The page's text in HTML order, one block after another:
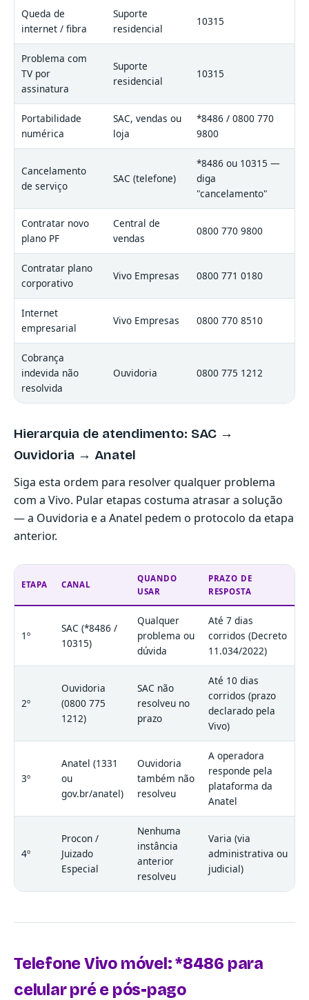
Queda de
internet / fibra
Suporte
residencial
10315
Problema com
TV por
assinatura
Suporte
residencial
10315
Portabilidade
numérica
SAC, vendas ou
loja
*8486 / 0800 770
9800
Cancelamento
de serviço
SAC (telefone)
*8486 ou 10315 —
diga
"cancelamento"
Contratar novo
plano PF
Central de
vendas
0800 770 9800
Contratar plano
corporativo
Vivo Empresas 0800 771 0180
Internet
empresarial
Vivo Empresas 0800 770 8510
Cobrança
indevida não
resolvida
Ouvidoria 0800 775 1212
Hierarquia de atendimento: SAC →
Ouvidoria → Anatel
Siga esta ordem para resolver qualquer problema
com a Vivo. Pular etapas costuma atrasar a solução
— a Ouvidoria e a Anatel pedem o protocolo da etapa
anterior.
ETAPA CANAL
QUANDO
USAR
PRAZO DE
RESPOSTA
1º
SAC (*8486 /
10315)
Qualquer
problema ou
dúvida
Até 7 dias
corridos (Decreto
11.034/2022)
2º
Ouvidoria
(0800 775
1212)
SAC não
resolveu no
prazo
Até 10 dias
corridos (prazo
declarado pela
Vivo)
3º
Anatel (1331
ou
gov.br/anatel)
Ouvidoria
também não
resolveu
A operadora
responde pela
plataforma da
Anatel
4º
Procon /
Juizado
Especial
Nenhuma
instância
anterior
resolveu
Varia (via
administrativa ou
judicial)
Telefone Vivo móvel: *8486 para
celular pré e pós-pago